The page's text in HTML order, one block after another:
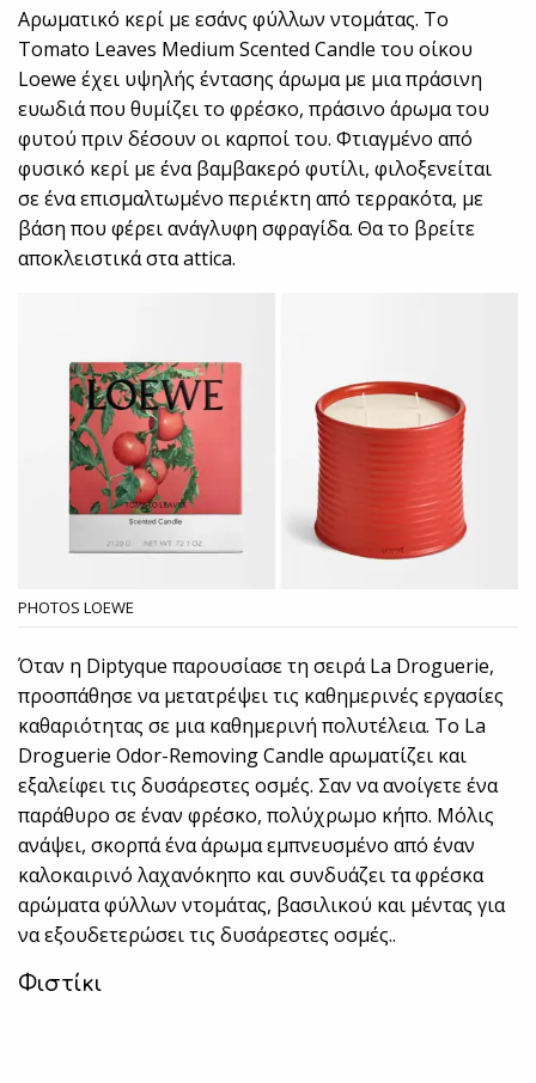
Αρωματικό κερί με εσάνς φύλλων ντομάτας. Το
Tomato Leaves Medium Scented Candle του οίκου
Loewe έχει υψηλής έντασης άρωμα με μια πράσινη
ευωδιά που θυμίζει το φρέσκο, πράσινο άρωμα του
φυτού πριν δέσουν οι καρποί του. Φτιαγμένο από
φυσικό κερί με ένα βαμβακερό φυτίλι, φιλοξενείται
σε ένα επισμαλτωμένο περιέκτη από τερρακότα, με
βάση που φέρει ανάγλυφη σφραγίδα. Θα το βρείτε
αποκλειστικά στα attica.
PHOTOS LOEWE
Όταν η Diptyque παρουσίασε τη σειρά La Droguerie,
προσπάθησε να μετατρέψει τις καθημερινές εργασίες
καθαριότητας σε μια καθημερινή πολυτέλεια. To La
Droguerie Odor-Removing Candle αρωματίζει και
εξαλείφει τις δυσάρεστες οσμές. Σαν να ανοίγετε ένα
παράθυρο σε έναν φρέσκο, πολύχρωμο κήπο. Μόλις
ανάψει, σκορπά ένα άρωμα εμπνευσμένο από έναν
καλοκαιρινό λαχανόκηπο και συνδυάζει τα φρέσκα
αρώματα φύλλων ντομάτας, βασιλικού και μέντας για
να εξουδετερώσει τις δυσάρεστες οσμές..
Φιστίκι